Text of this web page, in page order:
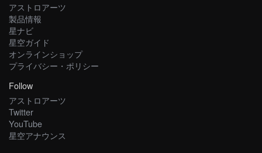
アストロアーツ
製品情報
星ナビ
星空ガイド
オンラインショップ
プライバシー・ポリシー
Follow
アストロアーツ
Twitter
YouTube
星空アナウンス